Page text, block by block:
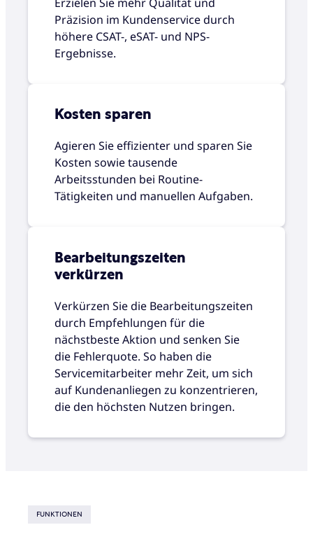
Präzision im Kundenservice durch
höhere CSAT-, eSAT- und NPS-
Ergebnisse.
Kosten sparen
Agieren Sie effizienter und sparen Sie
Kosten sowie tausende
Arbeitsstunden bei Routine-
Tätigkeiten und manuellen Aufgaben.
Bearbeitungszeiten
verkürzen
Verkürzen Sie die Bearbeitungszeiten
durch Empfehlungen für die
nächstbeste Aktion und senken Sie
die Fehlerquote. So haben die
Servicemitarbeiter mehr Zeit, um sich
auf Kundenanliegen zu konzentrieren,
die den höchsten Nutzen bringen.
FUNKTIONEN